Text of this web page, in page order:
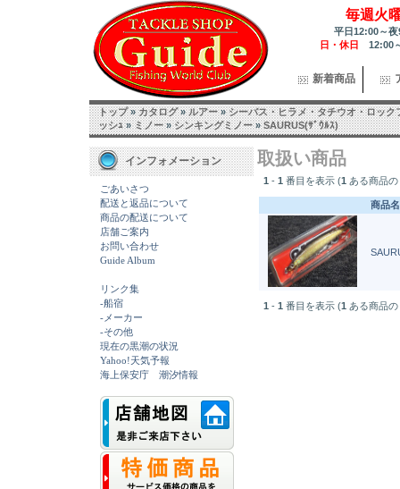
毎週火
平日12:00～
日・休日 12:00
新着商品
トップ»カタログ»ルアー»シーバス・ヒラメ・タチウオ・ロック
ッシｭ»ミノー»シンキングミノー»SAURUS(ｻﾞｳﾙｽ)
インフォメーション
ごあいさつ
配送と返品について
商品の配送について
店舗ご案内
お問い合わせ
Guide Album
リンク集
-船宿
-メーカー
-その他
現在の黒潮の状況
Yahoo!天気予報
海上保安庁 潮汐情報
取扱い商品
1 - 1 番目を表示 (1 ある商品
商品
1 - 1 番目を表示 (1 ある商品